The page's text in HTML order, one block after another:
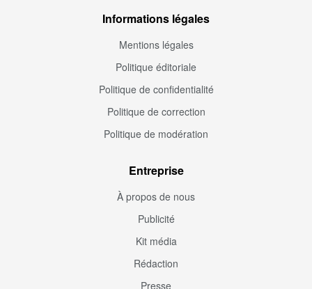
Informations légales
Mentions légales
Politique éditoriale
Politique de confidentialité
Politique de correction
Politique de modération
Entreprise
À propos de nous
Publicité
Kit média
Rédaction
Presse